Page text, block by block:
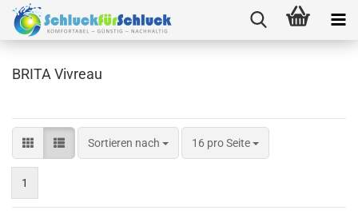
BRITA Vivreau
Sortieren nach
Sortieren nach 16 pro Seite
pro Seite
1